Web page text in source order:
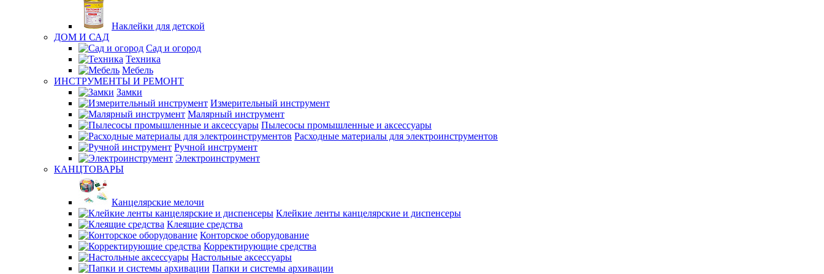
Наклейки для детской
ДОМ И САД
Сад и огород
Техника
Мебель
ИНСТРУМЕНТЫ И РЕМОНТ
Замки
Измерительный инструмент
Малярный инструмент
Пылесосы промышленные и аксессуары
Расходные материалы для электроинструментов
Ручной инструмент
Электроинструмент
КАНЦТОВАРЫ
Канцелярские мелочи
Клейкие ленты канцелярские и диспенсеры
Клеящие средства
Конторское оборудование
Корректирующие средства
Настольные аксессуары
Папки и системы архивации